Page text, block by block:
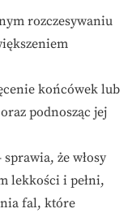
rozczesywaniu
końcówek lub
podnosząc jej
sprawia, że włosy
lekkości i pełni,
fal, które